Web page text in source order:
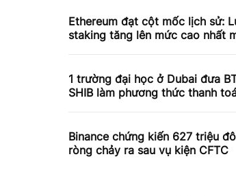
Ethereum đạt cột mốc lịch sử:
staking tăng lên mức cao nhất
1 trường đại học ở Dubai đưa
SHIB làm phương thức thanh
Binance chứng kiến ​​627 triệu
ròng chảy ra sau vụ kiện CFTC